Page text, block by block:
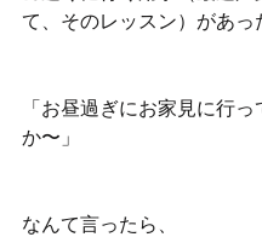
て、そのレッスン）があっ
「お昼過ぎにお家見に行
か〜」
なんて言ったら、